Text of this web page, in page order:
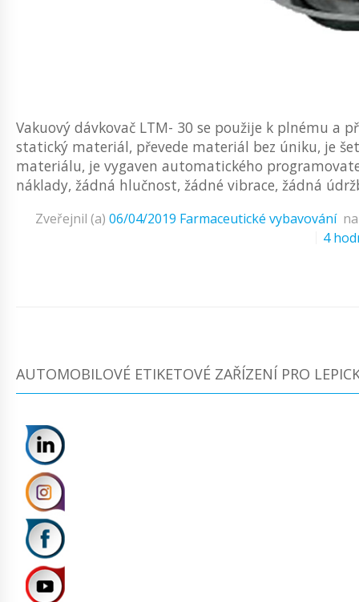
Vakuový dávkovač LTM- 30 se použije k plnému
statický materiál, převede materiál bez úniku, je
materiálu, je vygaven automatického
náklady, žádná hlučnost, žádné vibrace, žádná
Zveřejnil (a) 06/04/2019 Farmaceutické vybavování
4
AUTOMOBILOVÉ ETIKETOVÉ ZAŘÍZENÍ PRO